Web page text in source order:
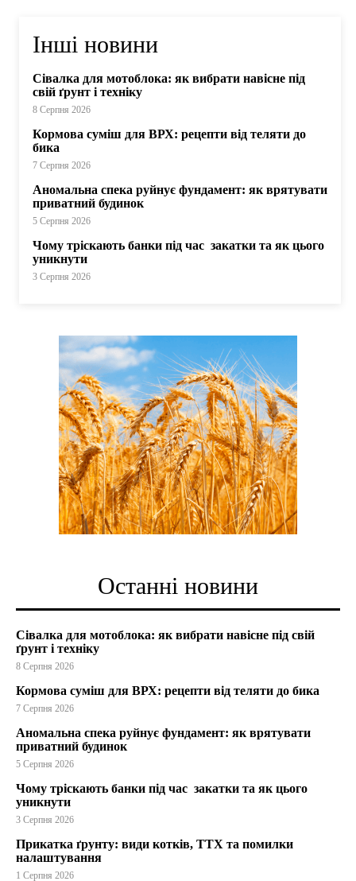
Інші новини
Сівалка для мотоблока: як вибрати навісне під
свій ґрунт і техніку
8 Серпня 2026
Кормова суміш для ВРХ: рецепти від теляти до
бика
7 Серпня 2026
Аномальна спека руйнує фундамент: як врятувати
приватний будинок
5 Серпня 2026
Чому тріскають банки під час закатки та як цього
уникнути
3 Серпня 2026
Останні новини
Сівалка для мотоблока: як вибрати навісне під свій
ґрунт і техніку
8 Серпня 2026
Кормова суміш для ВРХ: рецепти від теляти до бика
7 Серпня 2026
Аномальна спека руйнує фундамент: як врятувати
приватний будинок
5 Серпня 2026
Чому тріскають банки під час закатки та як цього
уникнути
3 Серпня 2026
Прикатка ґрунту: види котків, ТТХ та помилки
налаштування
1 Серпня 2026